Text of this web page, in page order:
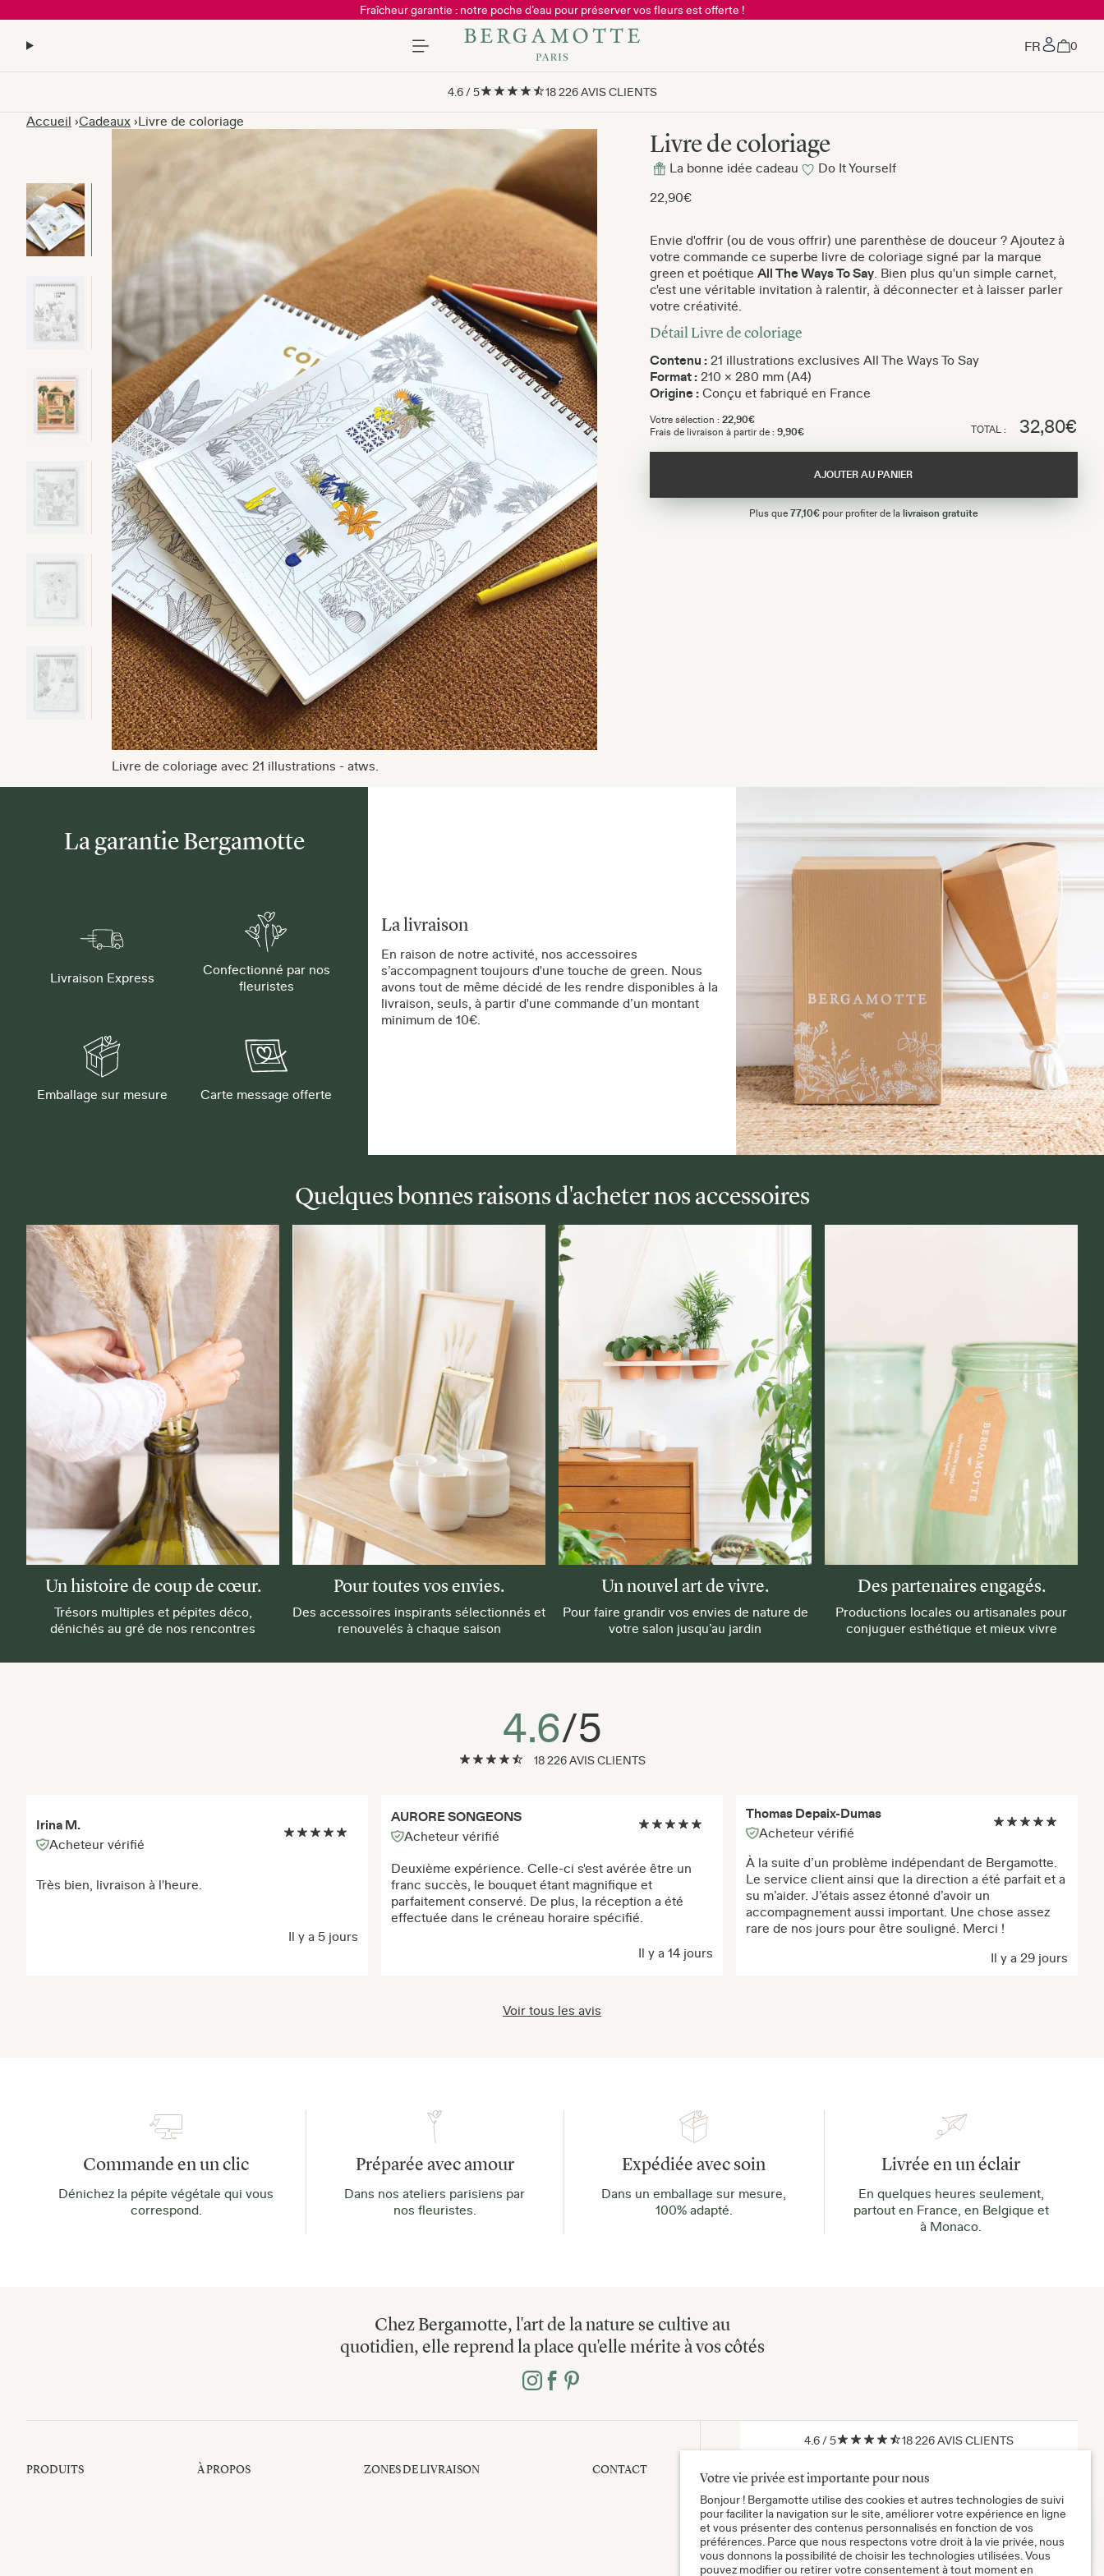
Fraîcheur garantie : notre poche d’eau pour préserver vos fleurs est offerte !
Mon
0
4.6 / 5 18 226AVIS CLIENTS
Accueil Cadeaux Livre de coloriage
Livre de coloriage
La bonne idée cadeau Do It Yourself
Livre de coloriage avec 21 illustrations - atws.
22,90€
Envie d'offrir (ou de vous offrir) une parenthèse de douceur ? Ajoutez à
votre commande ce superbe livre de coloriage signé par la marque
green et poétique All The Ways To Say. Bien plus qu'un simple carnet,
c'est une véritable invitation à ralentir, à déconnecter et à laisser parler
votre créativité.
Détail Livre de coloriage
Contenu :21 illustrations exclusives All The Ways To Say
Format :210 × 280 mm (A4)
Origine :Conçu et fabriqué en France
Votre sélection : 22,90€
Frais de livraison à partir de : 9,90€ TOTAL : 32,80€
AJOUTER AU PANIER
Plus que 77,10€pour profiter de la livraison gratuite
La garantie Bergamotte
Livraison Express
Confectionné par nos
fleuristes
Emballage sur mesure Carte message offerte
La livraison
En raison de notre activité, nos accessoires
s’accompagnent toujours d'une touche de green. Nous
avons tout de même décidé de les rendre disponibles à la
livraison, seuls, à partir d'une commande d’un montant
minimum de 10€.
Quelques bonnes raisons d'acheter nos accessoires
Un histoire de coup de cœur.
Trésors multiples et pépites déco,
dénichés au gré de nos rencontres
Pour toutes vos envies.
Des accessoires inspirants sélectionnés et
renouvelés à chaque saison
Un nouvel art de vivre.
Pour faire grandir vos envies de nature de
votre salon jusqu’au jardin
Des partenaires engagés.
Productions locales ou artisanales pour
conjuguer esthétique et mieux vivre
4.6/5
18 226 AVIS CLIENTS
Irina M.
Acheteur vérifié
Très bien, livraison à l'heure.
Il y a 5 jours
AURORE SONGEONS
Acheteur vérifié
Deuxième expérience. Celle-ci s'est avérée être un
franc succès, le bouquet étant magnifique et
parfaitement conservé. De plus, la réception a été
effectuée dans le créneau horaire spécifié.
Il y a 14 jours
Thomas Depaix-Dumas
Acheteur vérifié
À la suite d’un problème indépendant de Bergamotte.
Le service client ainsi que la direction a été parfait et a
su m’aider. J’étais assez étonné d’avoir un
accompagnement aussi important. Une chose assez
rare de nos jours pour être souligné. Merci !
Il y a 29 jours
Voir tous les avis
Commande en un clic
Dénichez la pépite végétale qui vous
correspond.
Préparée avec amour
Dans nos ateliers parisiens par
nos fleuristes.
Expédiée avec soin
Dans un emballage sur mesure,
100% adapté.
Livrée en un éclair
En quelques heures seulement,
partout en France, en Belgique et
à Monaco.
Chez Bergamotte, l'art de la nature se cultive au
quotidien, elle reprend la place qu'elle mérite à vos côtés
PRODUITS À PROPOS ZONES DE LIVRAISON CONTACT
4.6 / 5 18 226 AVIS CLIENTS
nos bons plans et nos offres exclusives.
Email *
Votre vie privée est importante pour nous
Bonjour ! Bergamotte utilise des cookies et autres technologies de suivi
pour faciliter la navigation sur le site, améliorer votre expérience en ligne
et vous présenter des contenus personnalisés en fonction de vos
préférences. Parce que nous respectons votre droit à la vie privée, nous
vous donnons la possibilité de choisir les technologies utilisées. Vous
pouvez modifier ou retirer votre consentement à tout moment en